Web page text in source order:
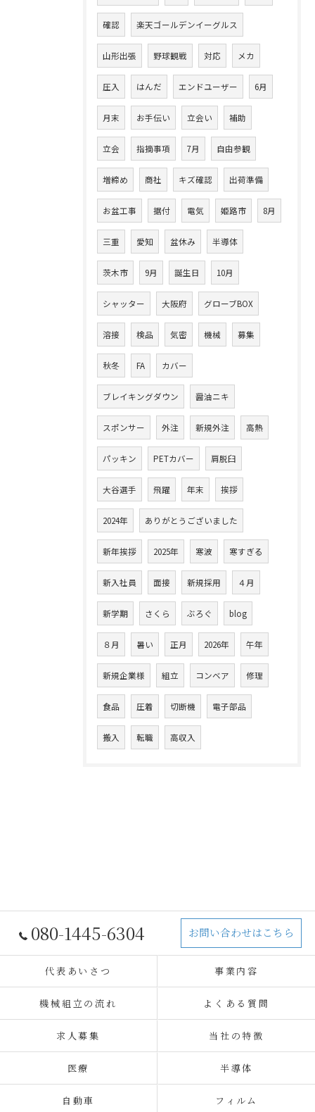
確認 楽天ゴールデンイーグルス
山形出張 野球観戦 対応 メカ
圧入 はんだ エンドユーザー 6月
月末 お手伝い 立会い 補助
立会 指摘事項 7月 自由参観
増締め 商社 キズ確認 出荷準備
お盆工事 据付 電気 姫路市 8月
三重 愛知 盆休み 半導体
茨木市 9月 誕生日 10月
シャッター 大阪府 グローブBOX
溶接 検品 気密 機械 募集
秋冬 FA カバー
ブレイキングダウン 醤油ニキ
スポンサー 外注 新規外注 高熱
パッキン PETカバー 肩脱臼
大谷選手 飛躍 年末 挨拶
2024年 ありがとうございました
新年挨拶 2025年 寒波 寒すぎる
新入社員 面接 新規採用 ４月
新学期 さくら ぶろぐ blog
８月 暑い 正月 2026年 午年
新規企業様 組立 コンベア 修理
食品 圧着 切断機 電子部品
搬入 転職 高収入
080-1445-6304 お問い合わせはこちら
代表あいさつ 事業内容
機械組立の流れ よくある質問
求人募集 当社の特徴
医療 半導体
自動車 フィルム